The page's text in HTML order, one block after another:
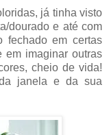
já tinha visto
dourado e até com
fechado em certas
em imaginar outras
cheio de vida!
janela e da sua